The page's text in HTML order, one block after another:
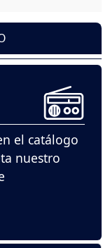
el catálogo
nuestro